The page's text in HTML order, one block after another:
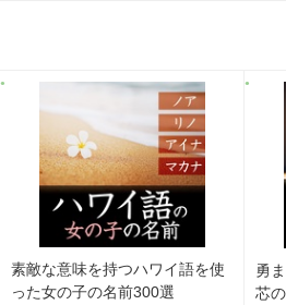
素敵な意味を持つハワイ語を使
った女の子の名前300選
勇
芯